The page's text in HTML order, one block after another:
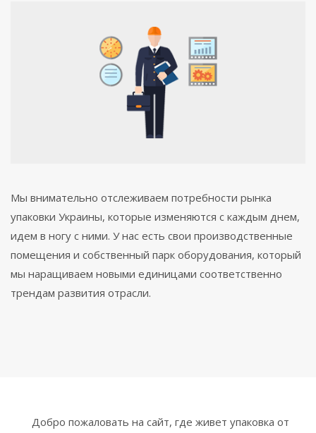
Мы внимательно отслеживаем потребности рынка
упаковки Украины, которые изменяются с каждым днем,
идем в ногу с ними. У нас есть свои производственные
помещения и собственный парк оборудования, который
мы наращиваем новыми единицами соответственно
трендам развития отрасли.
Добро пожаловать на сайт, где живет упаковка от